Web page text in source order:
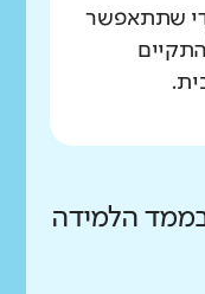
שתתאפשר
הלמידה